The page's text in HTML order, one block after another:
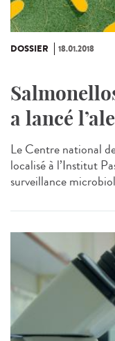
DOSSIER 18.01.2018
a lancé
Le Centre national
localisé à l’Institut
surveillance